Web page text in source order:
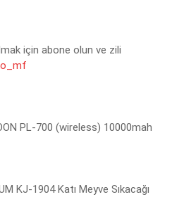
için abone olun ve zili
PL-700 (wireless) 10000mah
KJ-1904 Katı Meyve Sıkacağı